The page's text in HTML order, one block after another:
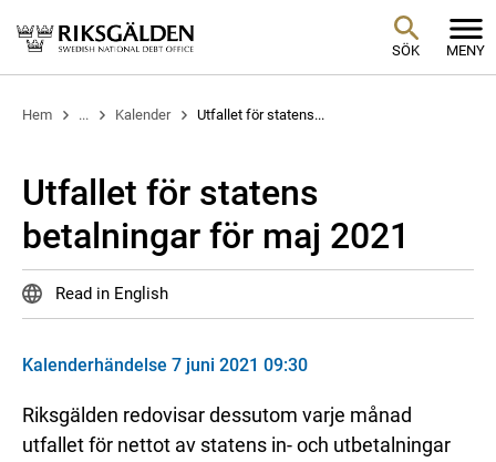
SÖK MENY
Hem ... Kalender Utfallet för statens...
Utfallet för statens
betalningar för maj 2021
Read in English
Kalenderhändelse 7 juni 2021 09:30
Riksgälden redovisar dessutom varje månad
utfallet för nettot av statens in- och utbetalningar